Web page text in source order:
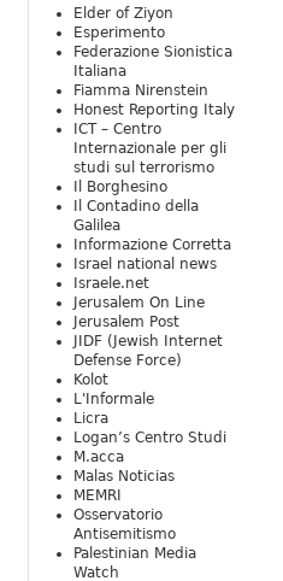
Elder of Ziyon
Esperimento
Federazione Sionistica
Italiana
Fiamma Nirenstein
Honest Reporting Italy
ICT – Centro
Internazionale per gli
studi sul terrorismo
Il Borghesino
Il Contadino della
Galilea
Informazione Corretta
Israel national news
Israele.net
Jerusalem On Line
Jerusalem Post
JIDF (Jewish Internet
Defense Force)
Kolot
L'Informale
Licra
Logan’s Centro Studi
M.acca
Malas Noticias
MEMRI
Osservatorio
Antisemitismo
Palestinian Media
Watch